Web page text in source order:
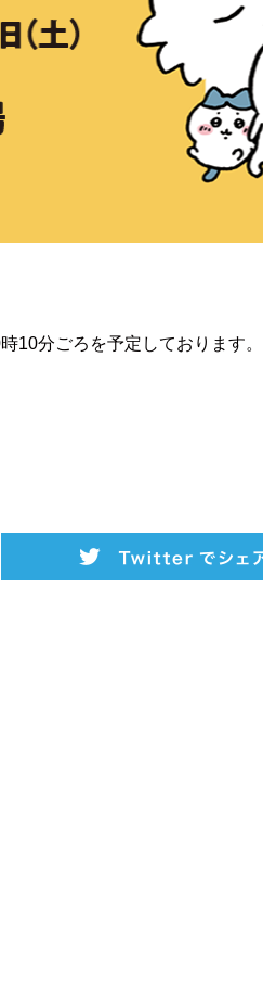
10分ごろを予定しております。